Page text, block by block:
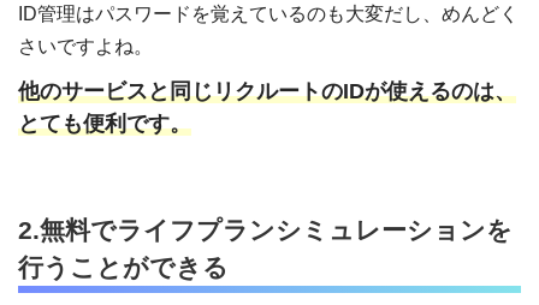
ID管理はパスワードを覚えているのも大変だし、めんどく
さいですよね。
他のサービスと同じリクルートのIDが使えるのは、
とても便利です。
2.無料でライフプランシミュレーションを
行うことができる